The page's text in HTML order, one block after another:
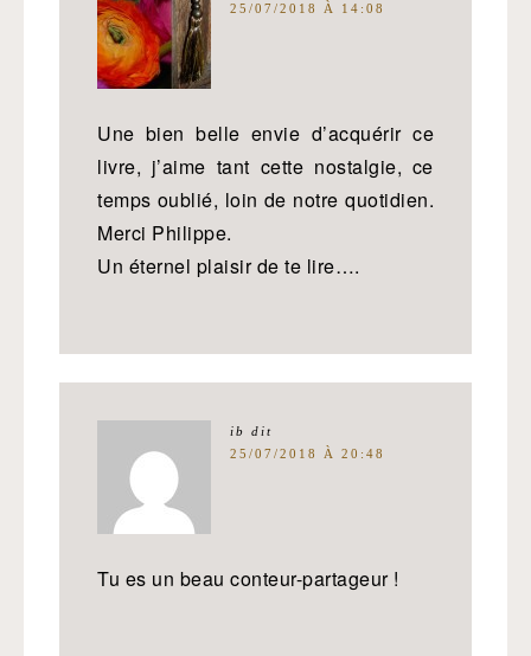
25/07/2018 À 14:08
Une bien belle envie d’acquérir ce
livre, j’aime tant cette nostalgie, ce
temps oublié, loin de notre quotidien.
Merci Philippe.
Un éternel plaisir de te lire….
ib dit
25/07/2018 À 20:48
Tu es un beau conteur-partageur !